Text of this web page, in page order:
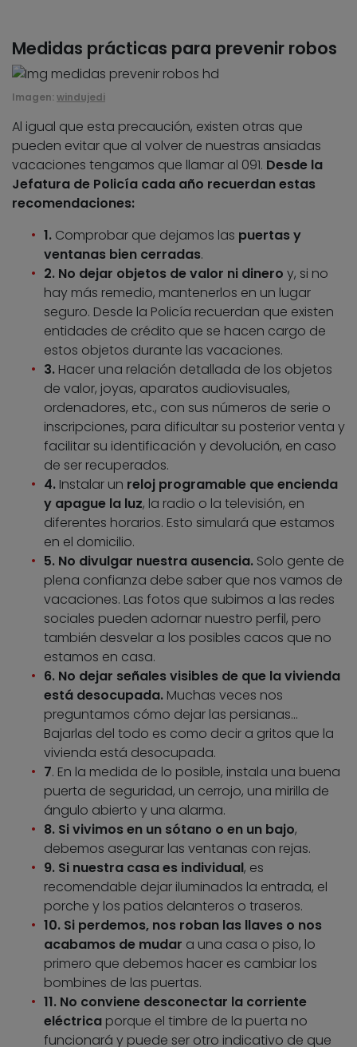
Medidas prácticas para prevenir robos
Imagen: windujedi
Al igual que esta precaución, existen otras que
pueden evitar que al volver de nuestras ansiadas
vacaciones tengamos que llamar al 091. Desde la
Jefatura de Policía cada año recuerdan estas
recomendaciones:
1. Comprobar que dejamos las puertas y
ventanas bien cerradas.
2. No dejar objetos de valor ni dinero y, si no
hay más remedio, mantenerlos en un lugar
seguro. Desde la Policía recuerdan que existen
entidades de crédito que se hacen cargo de
estos objetos durante las vacaciones.
3. Hacer una relación detallada de los objetos
de valor, joyas, aparatos audiovisuales,
ordenadores, etc., con sus números de serie o
inscripciones, para dificultar su posterior venta y
facilitar su identificación y devolución, en caso
de ser recuperados.
4. Instalar un reloj programable que encienda
y apague la luz, la radio o la televisión, en
diferentes horarios. Esto simulará que estamos
en el domicilio.
5. No divulgar nuestra ausencia. Solo gente de
plena confianza debe saber que nos vamos de
vacaciones. Las fotos que subimos a las redes
sociales pueden adornar nuestro perfil, pero
también desvelar a los posibles cacos que no
estamos en casa.
6. No dejar señales visibles de que la vivienda
está desocupada. Muchas veces nos
preguntamos cómo dejar las persianas…
Bajarlas del todo es como decir a gritos que la
vivienda está desocupada.
7. En la medida de lo posible, instala una buena
puerta de seguridad, un cerrojo, una mirilla de
ángulo abierto y una alarma.
8. Si vivimos en un sótano o en un bajo,
debemos asegurar las ventanas con rejas.
9. Si nuestra casa es individual, es
recomendable dejar iluminados la entrada, el
porche y los patios delanteros o traseros.
10. Si perdemos, nos roban las llaves o nos
acabamos de mudar a una casa o piso, lo
primero que debemos hacer es cambiar los
bombines de las puertas.
11. No conviene desconectar la corriente
eléctrica porque el timbre de la puerta no
funcionará y puede ser otro indicativo de que